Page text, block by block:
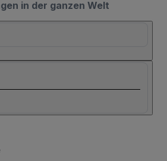
in der ganzen Welt